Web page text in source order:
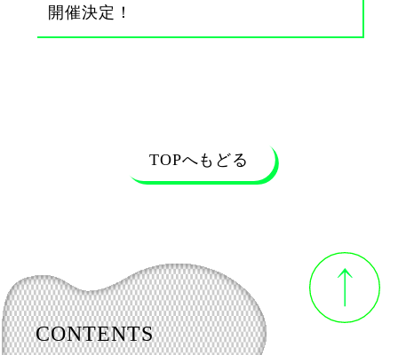
開催決定！
TOPへもどる
CONTENTS